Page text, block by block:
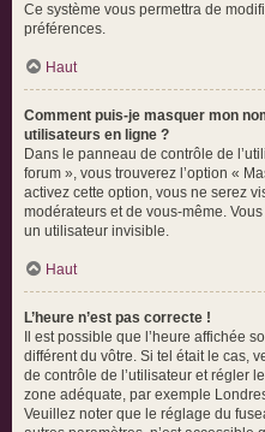
Ce système vous permettra de
préférences.
Haut
Comment puis-je masquer mon
utilisateurs en ligne ?
Dans le panneau de contrôle de
forum », vous trouverez l’option «
activez cette option, vous ne serez
modérateurs et de vous-même.
un utilisateur invisible.
Haut
L’heure n’est pas correcte !
Il est possible que l’heure affichée
différent du vôtre. Si tel était le cas,
de contrôle de l’utilisateur et régler
zone adéquate, par exemple
Veuillez noter que le réglage du